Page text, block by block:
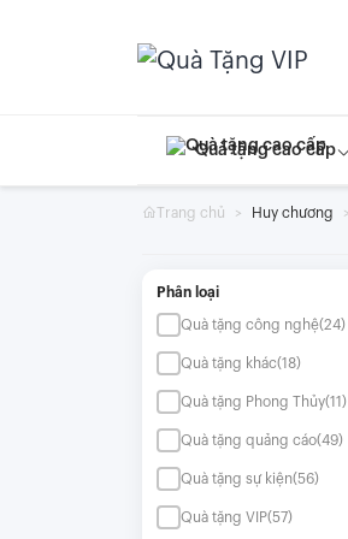
Quà tặng cao cấp
Trang chủ Huy chương
Phân loại
Quà tặng công nghệ(24)
Quà tặng khác(18)
Quà tặng Phong Thủy(11)
Quà tặng quảng cáo(49)
Quà tặng sự kiện(56)
Quà tặng VIP(57)